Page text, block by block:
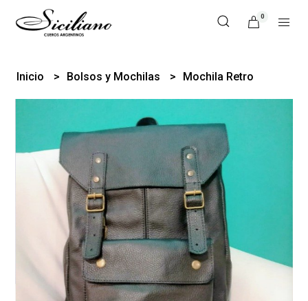
0
Inicio Bolsos y Mochilas Mochila Retro